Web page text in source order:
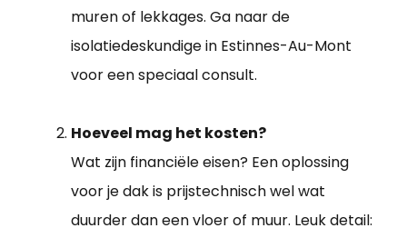
muren of lekkages. Ga naar de
isolatiedeskundige in Estinnes-Au-Mont
voor een speciaal consult.
Hoeveel mag het kosten?
Wat zijn financiële eisen? Een oplossing
voor je dak is prijstechnisch wel wat
duurder dan een vloer of muur. Leuk detail: